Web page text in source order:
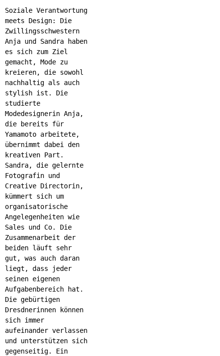
Soziale Verantwortung
meets Design: Die
Zwillingsschwestern
Anja und Sandra haben
es sich zum Ziel
gemacht, Mode zu
kreieren, die sowohl
nachhaltig als auch
stylish ist. Die
studierte
Modedesignerin Anja,
die bereits für
Yamamoto arbeitete,
übernimmt dabei den
kreativen Part.
Sandra, die gelernte
Fotografin und
Creative Directorin,
kümmert sich um
organisatorische
Angelegenheiten wie
Sales und Co. Die
Zusammenarbeit der
beiden läuft sehr
gut, was auch daran
liegt, dass jeder
seinen eigenen
Aufgabenbereich hat.
Die gebürtigen
Dresdnerinnen können
sich immer
aufeinander verlassen
und unterstützen sich
gegenseitig. Ein